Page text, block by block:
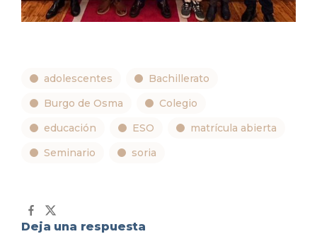
adolescentes
Bachillerato
Burgo de Osma
Colegio
educación
ESO
matrícula abierta
Seminario
soria
Deja una respuesta